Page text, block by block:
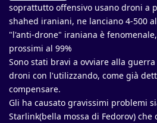
soprattutto offensivo usano droni a
shahed iraniani, ne lanciano 4-500
"l'anti-drone" iraniana è
prossimi al 99%
Sono stati bravi a ovviare alla
droni con l'utilizzando, come già
compensare.
Gli ha causato gravissimi problemi
Starlink(bella mossa di Fedorov) che